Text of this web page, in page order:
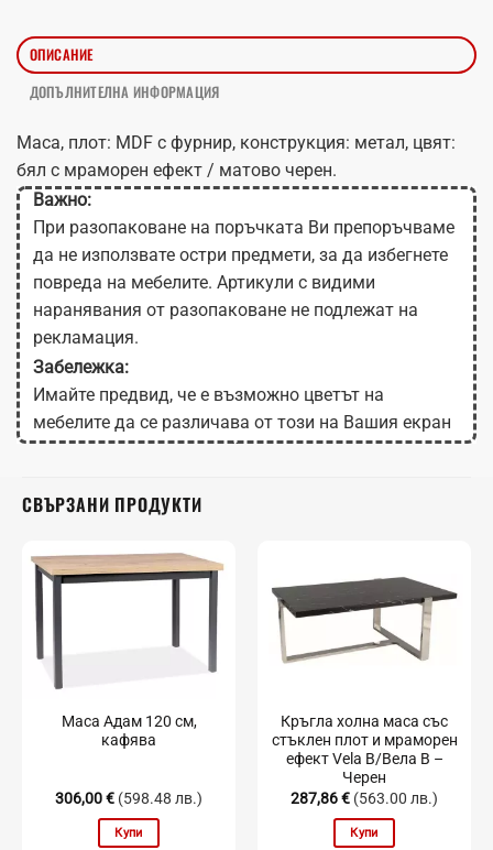
ОПИСАНИЕ
ДОПЪЛНИТЕЛНА ИНФОРМАЦИЯ
Маса, плот: MDF с фурнир, конструкция: метал, цвят:
бял с мраморен ефект / матово черен.
Важно:
При разопаковане на поръчката Ви препоръчваме
да не използвате остри предмети, за да избегнете
повреда на мебелите. Артикули с видими
наранявания от разопаковане не подлежат на
рекламация.
Забележка:
Имайте предвид, че е възможно цветът на
мебелите да се различава от този на Вашия екран
в зависимост от настройките на монитора.
СВЪРЗАНИ ПРОДУКТИ
Маса Адам 120 см,
кафява
306,00€ (598.48 лв.)
Купи
Кръгла холна маса със
стъклен плот и мраморен
ефект Vela B/Вела B –
Черен
287,86€ (563.00 лв.)
Купи